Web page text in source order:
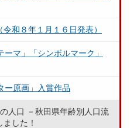
和８年１月１６日発表）
マ」「シンボルマーク」
ー原画」入賞作品
人口 －秋田県年齢別人口流
した！